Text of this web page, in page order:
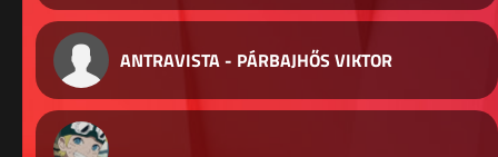
ANTRAVISTA - PÁRBAJHŐS VIKTOR